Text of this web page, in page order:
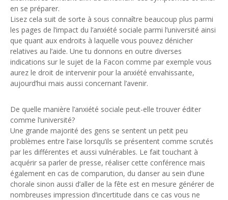
en se préparer.
Lisez cela suit de sorte à sous connaître beaucoup plus parmi
les pages de l’impact du l’anxiété sociale parmi l’université ainsi
que quant aux endroits à laquelle vous pouvez dénicher
relatives au l’aide. Une tu donnons en outre diverses
indications sur le sujet de la Facon comme par exemple vous
aurez le droit de intervenir pour la anxiété envahissante,
aujourd’hui mais aussi concernant l’avenir.
De quelle manière l’anxiété sociale peut-elle trouver éditer
comme l’université?
Une grande majorité des gens se sentent un petit peu
problèmes entre l’aise lorsqu’ils se présentent comme scrutés
par les différentes et aussi vulnérables. Le fait touchant à
acquérir sa parler de presse, réaliser cette conférence mais
également en cas de comparution, du danser au sein d’une
chorale sinon aussi d’aller de la fête est en mesure générer de
nombreuses impression d’incertitude dans ce cas vous ne